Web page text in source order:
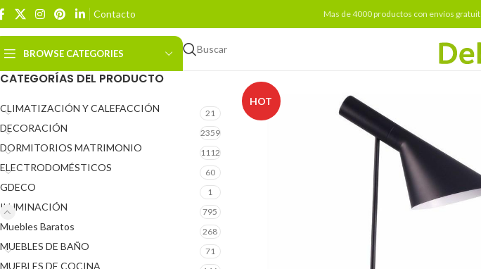
Contacto Mas de 4000 productos con envíos
BROWSE CATEGORIES Buscar
CATEGORÍAS DEL PRODUCTO
CLIMATIZACIÓN Y CALEFACCIÓN 21
DECORACIÓN 2359
DORMITORIOS MATRIMONIO 1112
ELECTRODOMÉSTICOS 60
GDECO 1
ILUMINACIÓN 795
Muebles Baratos 268
MUEBLES DE BAÑO 71
MUEBLES DE COCINA
HOT